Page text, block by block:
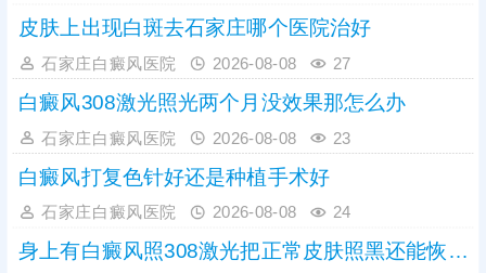
皮肤上出现白斑去石家庄哪个医院治好
石家庄白癜风医院 2026-08-08 27
白癜风308激光照光两个月没效果那怎么办
石家庄白癜风医院 2026-08-08 23
白癜风打复色针好还是种植手术好
石家庄白癜风医院 2026-08-08 24
身上有白癜风照308激光把正常皮肤照黑还能恢复吗